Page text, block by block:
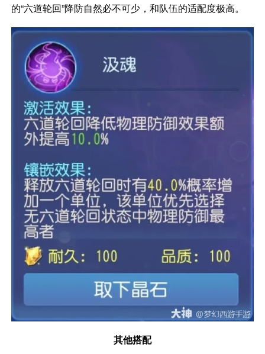
的“六道轮回”降防自然必不可少，和队伍的适配度极高。
其他搭配